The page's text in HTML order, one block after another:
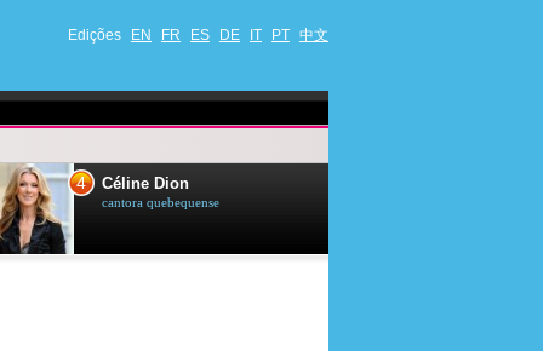
Edições EN FR ES DE IT PT 中文
4 Céline Dion
cantora quebequense